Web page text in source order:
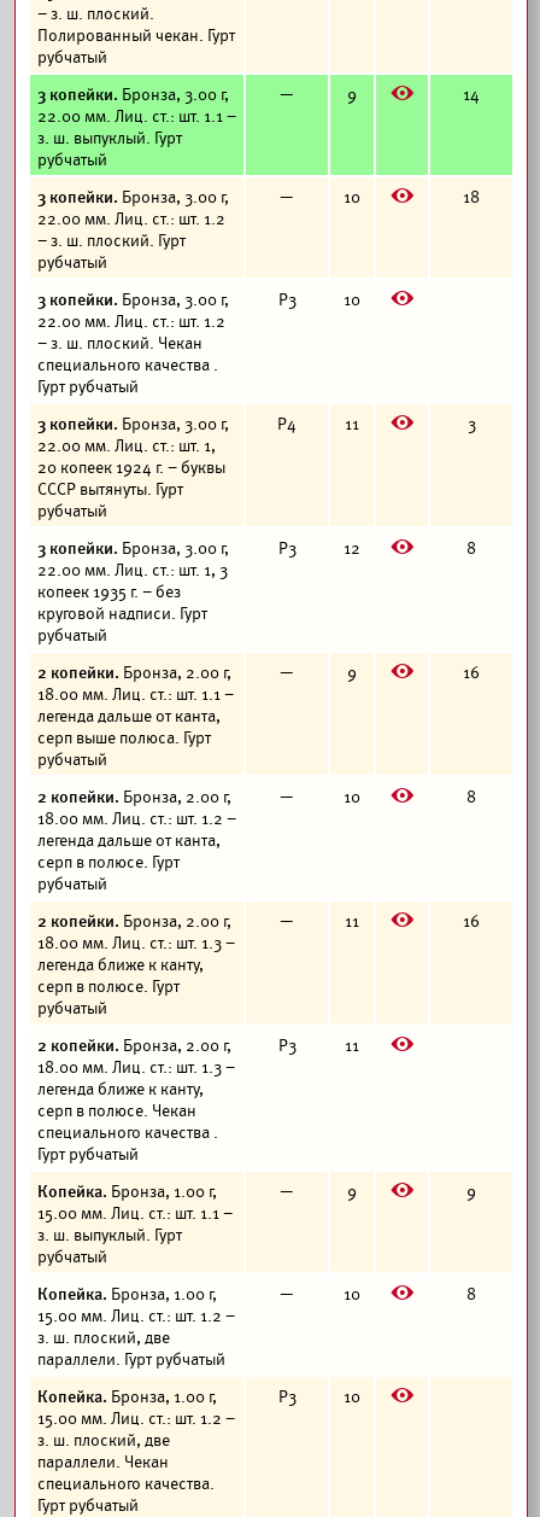
– з. ш. плоский.
Полированный чекан. Гурт
рубчатый
3 копейки. Бронза, 3.00 г,
22.00 мм. Лиц. ст.: шт. 1.1 –
з. ш. выпуклый. Гурт
рубчатый
— 9 E 14
3 копейки. Бронза, 3.00 г,
22.00 мм. Лиц. ст.: шт. 1.2
– з. ш. плоский. Гурт
рубчатый
— 10 E 18
3 копейки. Бронза, 3.00 г,
22.00 мм. Лиц. ст.: шт. 1.2
– з. ш. плоский. Чекан
специального качества .
Гурт рубчатый
Р3 10 E
3 копейки. Бронза, 3.00 г,
22.00 мм. Лиц. ст.: шт. 1,
20 копеек 1924 г. – буквы
СССР вытянуты. Гурт
рубчатый
Р4 11 E 3
3 копейки. Бронза, 3.00 г,
22.00 мм. Лиц. ст.: шт. 1, 3
копеек 1935 г. – без
круговой надписи. Гурт
рубчатый
Р3 12 E 8
2 копейки. Бронза, 2.00 г,
18.00 мм. Лиц. ст.: шт. 1.1 –
легенда дальше от канта,
серп выше полюса. Гурт
рубчатый
— 9 E 16
2 копейки. Бронза, 2.00 г,
18.00 мм. Лиц. ст.: шт. 1.2 –
легенда дальше от канта,
серп в полюсе. Гурт
рубчатый
— 10 E 8
2 копейки. Бронза, 2.00 г,
18.00 мм. Лиц. ст.: шт. 1.3 –
легенда ближе к канту,
серп в полюсе. Гурт
рубчатый
— 11 E 16
2 копейки. Бронза, 2.00 г,
18.00 мм. Лиц. ст.: шт. 1.3 –
легенда ближе к канту,
серп в полюсе. Чекан
специального качества .
Гурт рубчатый
Р3 11 E
Копейка. Бронза, 1.00 г,
15.00 мм. Лиц. ст.: шт. 1.1 –
з. ш. выпуклый. Гурт
рубчатый
— 9 E 9
Копейка. Бронза, 1.00 г,
15.00 мм. Лиц. ст.: шт. 1.2 –
з. ш. плоский, две
параллели. Гурт рубчатый
— 10 E 8
Копейка. Бронза, 1.00 г,
15.00 мм. Лиц. ст.: шт. 1.2 –
з. ш. плоский, две
параллели. Чекан
специального качества.
Гурт рубчатый
Р3 10 E